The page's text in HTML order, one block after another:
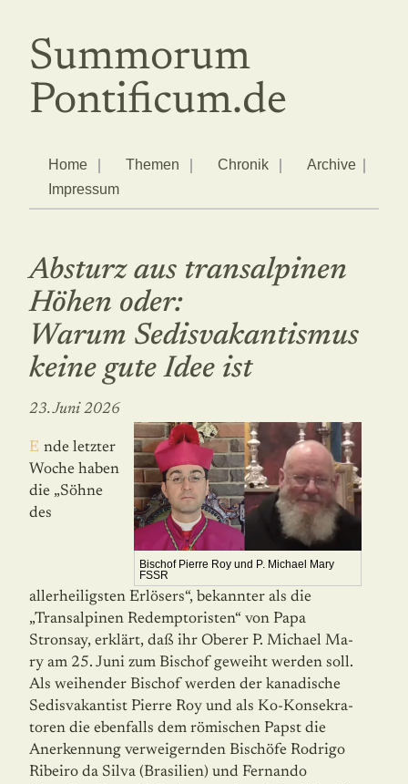
Summorum
Pontificum.de
Home Themen Chronik
Archive
Impressum
Absturz aus transalpinen
Höhen oder:
Warum Sedisvakantismus
keine gute Idee ist
23. Juni 2026
Bischof Pierre Roy und P. Michael Mary
FSSR
Ende letzter
Woche haben
die „Söhne
des
allerheiligsten Erlösers“, bekannter als die
„Transalpinen Redemptoristen“ von Papa
Stronsay, erklärt, daß ihr Oberer P. Michael Ma­
ry am 25. Juni zum Bischof geweiht werden soll.
Als weihender Bischof werden der kanadische
Sedisvakantist Pierre Roy und als Ko-Konsekra­
to­ren die ebenfalls dem römischen Papst die
Anerkennung verweigernden Bischöfe Rodrigo
Ribeiro da Silva (Brasilien) und Fernando